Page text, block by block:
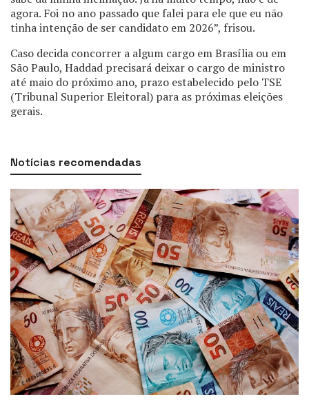
agora. Foi no ano passado que falei para ele que eu não
tinha intenção de ser candidato em 2026”, frisou.
Caso decida concorrer a algum cargo em Brasília ou em
São Paulo, Haddad precisará deixar o cargo de ministro
até maio do próximo ano, prazo estabelecido pelo TSE
(Tribunal Superior Eleitoral) para as próximas eleições
gerais.
Notícias recomendadas